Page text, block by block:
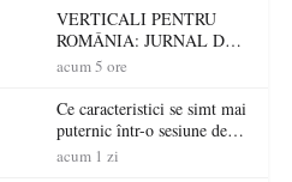
verificate
VERTICALI PENTRU
ROMÂNIA: JURNAL DE
CĂLĂTORIE FIJET
acum 5 ore
Ce caracteristici se simt mai
puternic într-o sesiune de
distracție la sloturi online:
acum 1 zi